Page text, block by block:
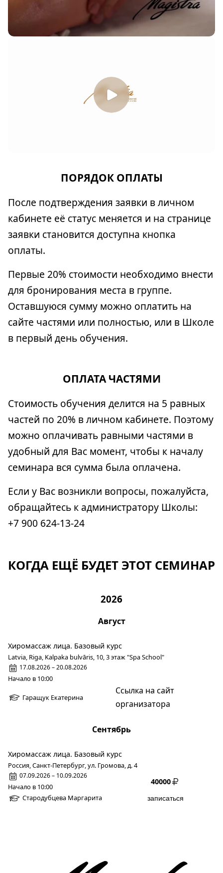
ПОРЯДОК ОПЛАТЫ
После подтверждения заявки в личном
кабинете её статус меняется и на странице
заявки становится доступна кнопка
оплаты.
Первые 20% стоимости необходимо внести
для бронирования места в группе.
Оставшуюся сумму можно оплатить на
сайте частями или полностью, или в Школе
в первый день обучения.
ОПЛАТА ЧАСТЯМИ
Стоимость обучения делится на 5 равных
частей по 20% в личном кабинете. Поэтому
можно оплачивать равными частями в
удобный для Вас момент, чтобы к началу
семинара вся сумма была оплачена.
Если у Вас возникли вопросы, пожалуйста,
обращайтесь к администратору Школы:
+7 900 624-13-24
КОГДА ЕЩЁ БУДЕТ ЭТОТ СЕМИНАР
2026
Август
Хиромассаж лица. Базовый курс
Latvia, Riga, Kalpaka bulvāris, 10, 3 этаж "Spa School"
17.08.2026 – 20.08.2026
Начало в 10:00
Гаращук Екатерина
Ссылка на сайт
организатора
Сентябрь
Хиромассаж лица. Базовый курс
Россия, Санкт-Петербург, ул. Громова, д. 4
07.09.2026 – 10.09.2026
Начало в 10:00
Стародубцева Маргарита
40000
записаться